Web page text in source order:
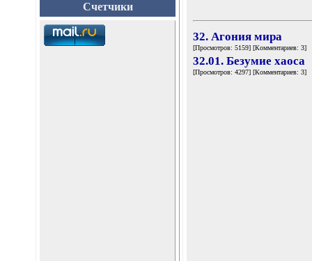
Счетчики
32. Агония мира
[Просмотров: 5159] [Комментариев: 3]
32.01. Безумие хаоса
[Просмотров: 4297] [Комментариев: 3]